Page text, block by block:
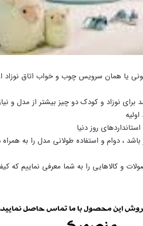
یا همان سرویس چوب و خواب اتاق نوزاد
نوزاد و کودک دو چیز بیشتر از مدل و
روز دنیا
باشد ، دوام و استفاده طولانی مدل را به
و کالاهایی را به شما معرفی نماییم که